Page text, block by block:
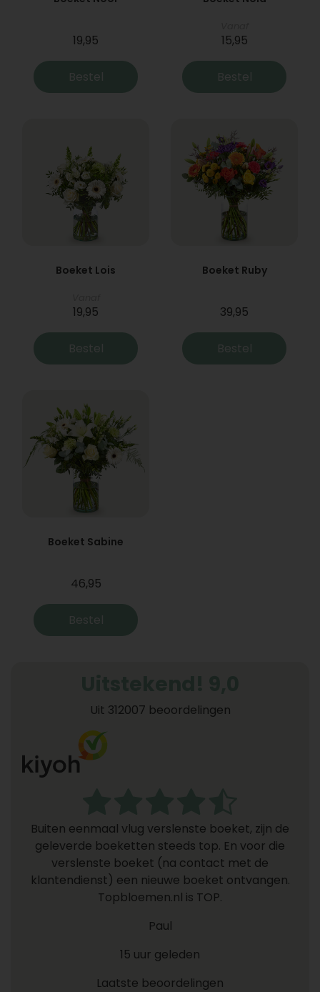
19,95
Bestel
15,95
Bestel
Boeket Lois
19,95
Bestel
Boeket Ruby
39,95
Bestel
Boeket Sabine
46,95
Bestel
Uit 312007 beoordelingen
Buiten eenmaal vlug verslenste boeket, zijn de
geleverde boeketten steeds top. En voor die
verslenste boeket (na contact met de
klantendienst) een nieuwe boeket ontvangen.
Topbloemen.nl is TOP.
Paul
15 uur geleden
Laatste beoordelingen